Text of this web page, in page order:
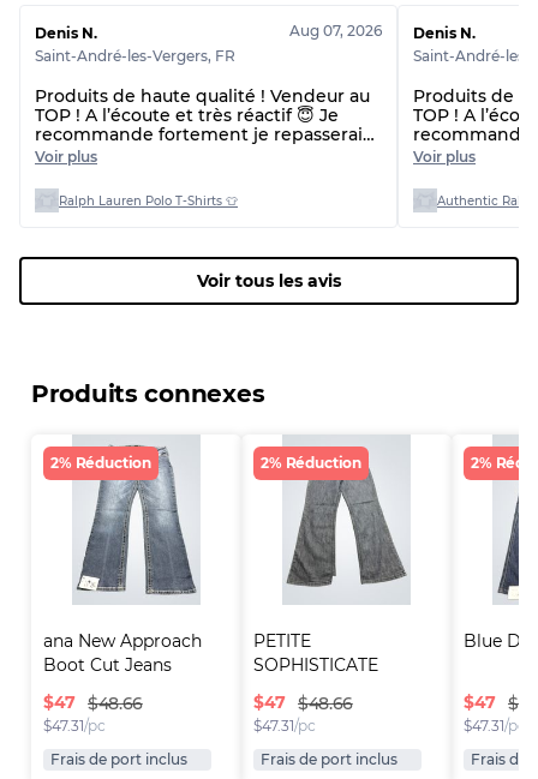
Denis N.
Saint-André-les-Vergers, FR
Aug 07, 2026
Produits de haute qualité ! Vendeur au
TOP ! A l’écoute et très réactif 😇 Je
recommande fortement je repasserai
commande 🙌🏼😇 Et délai de livraison
plus rapide que prévu !! 👌
Voir plus
Ralph Lauren Polo T-Shirts 👕
Denis N.
Saint-André-les-
Produits de
TOP ! A
recommande
commande
plus rapide
beaucoup 🙏
Voir plus
Authentic
Voir tous les avis
Produits connexes
2% Réduction
ana New Approach
Boot Cut Jeans
$47 $48.66
$47.31/pc
Frais de port inclus
2% Réduction
PETITE
SOPHISTICATE
Women's Flared ..
$47 $48.66
$47.31/pc
Frais de port inclus
2%
Blue
$47
$47.31/pc
Frais de